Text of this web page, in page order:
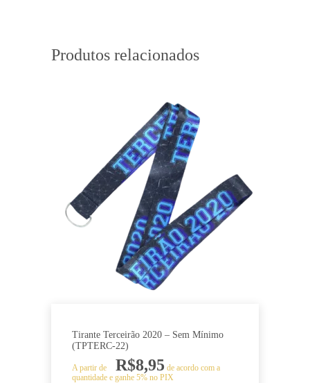
Produtos relacionados
Tirante Terceirão 2020 – Sem Mínimo
(TPTERC-22)
A partir de R$8,95 de acordo com a
quantidade e ganhe 5% no PIX